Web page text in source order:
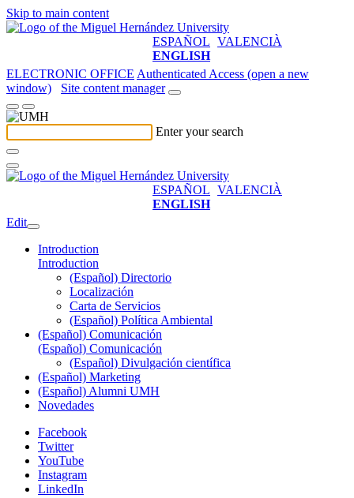
Skip to main content
ESPAÑOL VALENCIÀ
ENGLISH
ELECTRONIC OFFICE Authenticated Access (open a new
window)
Site content manager
Enter your search
ESPAÑOL VALENCIÀ
ENGLISH
Edit
Introduction
Introduction
(Español) Directorio
Localización
Carta de Servicios
(Español) Política Ambiental
(Español) Comunicación
(Español) Comunicación
(Español) Divulgación científica
(Español) Marketing
(Español) Alumni UMH
Novedades
Facebook
Twitter
YouTube
Instagram
LinkedIn